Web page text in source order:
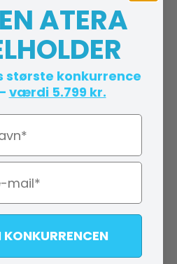
ATERA
største konkurrence
værdi 5.799 kr.
KONKURRENCEN